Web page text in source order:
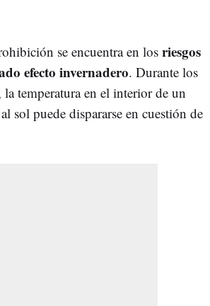
se encuentra en los riesgos
efecto invernadero. Durante los
la temperatura en el interior de un
sol puede dispararse en cuestión de